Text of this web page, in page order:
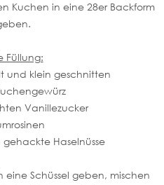
Kuchen in eine 28er Backform
Füllung:
und klein geschnitten
Vanillezucker
Haselnüsse
eine Schüssel geben, mischen